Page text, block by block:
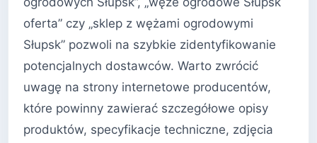
oferta” czy „sklep z wężami ogrodowymi
Słupsk” pozwoli na szybkie zidentyfikowanie
potencjalnych dostawców. Warto zwrócić
uwagę na strony internetowe producentów,
które powinny zawierać szczegółowe opisy
produktów, specyfikacje techniczne, zdjęcia